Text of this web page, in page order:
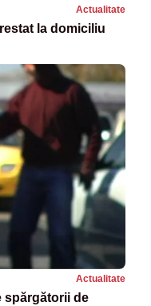
Actualitate
la domiciliu
Actualitate
spărgătorii de